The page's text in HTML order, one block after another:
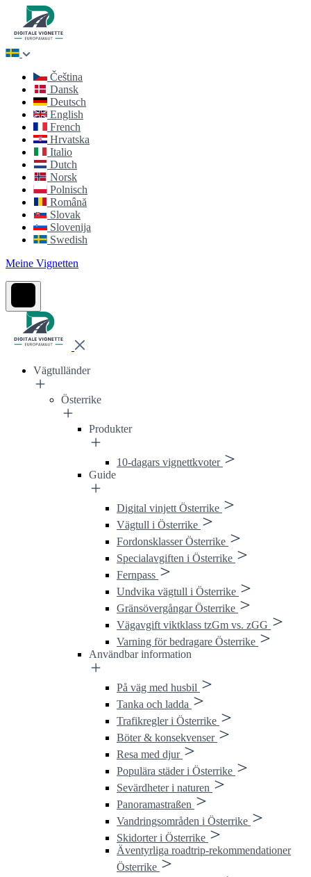
Čeština
Dansk
Deutsch
English
French
Hrvatska
Italio
Dutch
Norsk
Polnisch
Română
Slovak
Slovenija
Swedish
Meine Vignetten
Vägtulländer
Österrike
Produkter
10-dagars vignettkvoter
Guide
Digital vinjett Österrike
Vägtull i Österrike
Fordonsklasser Österrike
Specialavgiften i Österrike
Fernpass
Undvika vägtull i Österrike
Gränsövergångar Österrike
Vägavgift viktklass tzGm vs. zGG
Varning för bedragare Österrike
Användbar information
På väg med husbil
Tanka och ladda
Trafikregler i Österrike
Böter & konsekvenser
Resa med djur
Populära städer i Österrike
Sevärdheter i naturen
Panoramastraßen
Vandringsområden i Österrike
Skidorter i Österrike
Äventyrliga roadtrip-rekommendationer
Österrike